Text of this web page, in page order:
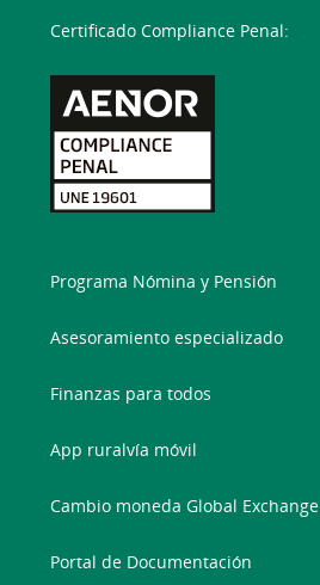
Certificado Compliance Penal:
Programa Nómina y Pensión
Asesoramiento especializado
Finanzas para todos
App ruralvía móvil
Cambio moneda Global Exchange
Portal de Documentación